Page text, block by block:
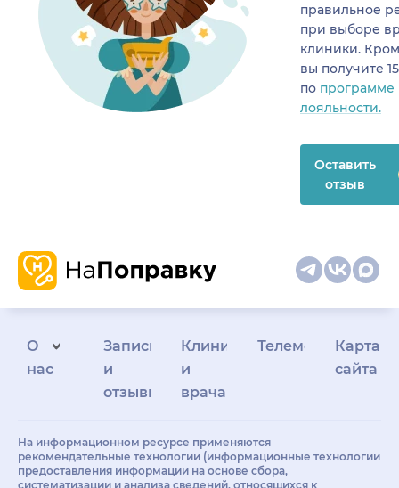
правильное
при выборе
клиники.
вы получите
по программе
лояльности.
Оставить
отзыв
О
нас
Запись
и
отзывы
Клиникам
и
врачам
Телемедицина
Карта
сайта
На информационном ресурсе применяются
рекомендательные технологии (информационные технологии
предоставления информации на основе сбора,
систематизации и анализа сведений, относящихся к